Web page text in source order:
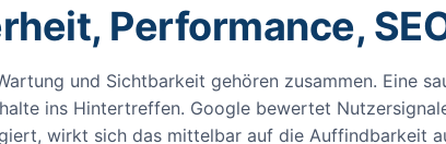
Performance,
und Sichtbarkeit gehören zusammen. Eine
ins Hintertreffen. Google bewertet
wirkt sich das mittelbar auf die Auffindbarkeit